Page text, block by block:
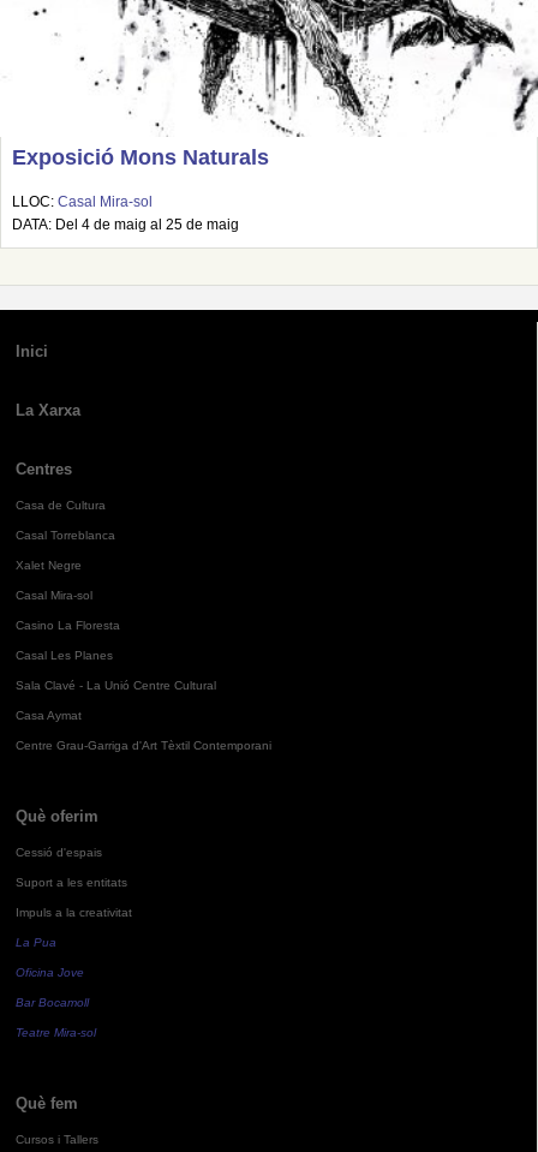
Exposició Mons Naturals
LLOC: Casal Mira-sol
DATA: Del 4 de maig al 25 de maig
Inici
La Xarxa
Centres
Casa de Cultura
Casal Torreblanca
Xalet Negre
Casal Mira-sol
Casino La Floresta
Casal Les Planes
Sala Clavé - La Unió Centre Cultural
Casa Aymat
Centre Grau-Garriga d'Art Tèxtil Contemporani
Què oferim
Cessió d'espais
Suport a les entitats
Impuls a la creativitat
La Pua
Oficina Jove
Bar Bocamoll
Teatre Mira-sol
Què fem
Cursos i Tallers